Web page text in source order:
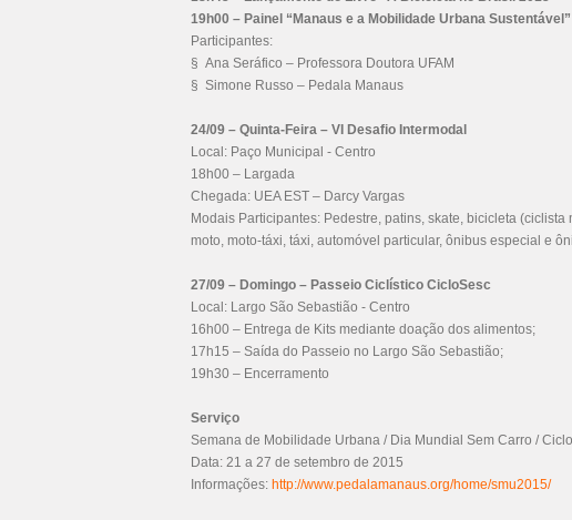
19h00 – Painel “Manaus e a Mobilidade Urbana Sustentável”
Participantes:
§ Ana Seráfico – Professora Doutora UFAM
§ Simone Russo – Pedala Manaus
24/09 – Quinta-Feira – VI Desafio Intermodal
Local: Paço Municipal - Centro
18h00 – Largada
Chegada: UEA EST – Darcy Vargas
Modais Participantes: Pedestre, patins, skate, bicicleta
moto, moto-táxi, táxi, automóvel particular, ônibus especial e
27/09 – Domingo – Passeio Ciclístico CicloSesc
Local: Largo São Sebastião - Centro
16h00 – Entrega de Kits mediante doação dos alimentos;
17h15 – Saída do Passeio no Largo São Sebastião;
19h30 – Encerramento
Serviço
Semana de Mobilidade Urbana / Dia Mundial Sem Carro /
Data: 21 a 27 de setembro de 2015
Informações: http://www.pedalamanaus.org/home/smu2015/